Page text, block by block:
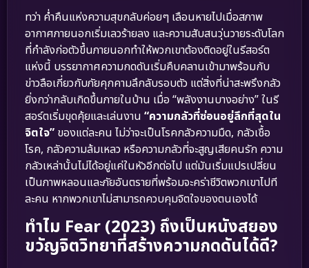
ทว่า ค่ำคืนแห่งความสุขกลับค่อยๆ เลือนหายไปเมื่อสภาพ
อากาศภายนอกเริ่มเลวร้ายลง และความสับสนวุ่นวายระดับโลก
ที่กำลังก่อตัวขึ้นภายนอกทำให้พวกเขาต้องติดอยู่ในรีสอร์ต
แห่งนี้ บรรยากาศความกดดันเริ่มคืบคลานเข้ามาพร้อมกับ
ข่าวลือเกี่ยวกับภัยคุกคามลึกลับรอบตัว แต่สิ่งที่น่าสะพรึงกลัว
ยิ่งกว่ากลับเกิดขึ้นภายในบ้าน เมื่อ “พลังงานบางอย่าง” ในรี
สอร์ตเริ่มขุดคุ้ยและเล่นงาน “ความกลัวที่ซ่อนอยู่ลึกที่สุดใน
จิตใจ” ของแต่ละคน ไม่ว่าจะเป็นโรคกลัวความมืด, กลัวเชื้อ
โรค, กลัวความล้มเหลว หรือความกลัวที่จะสูญเสียคนรัก ความ
กลัวเหล่านั้นไม่ได้อยู่แค่ในหัวอีกต่อไป แต่มันเริ่มแปรเปลี่ยน
เป็นภาพหลอนและภัยอันตรายที่พร้อมจะคร่าชีวิตพวกเขาไปที
ละคน หากพวกเขาไม่สามารถควบคุมจิตใจของตนเองได้
ทำไม Fear (2023) ถึงเป็นหนังสยอง
ขวัญจิตวิทยาที่สร้างความกดดันได้ดี?